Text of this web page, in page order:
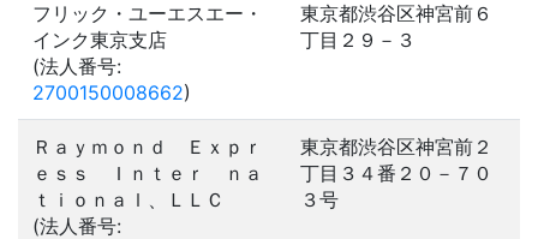
フリック・ユーエスエー・
インク東京支店
(法人番号:
2700150008662)
東京都渋谷区神宮前６
丁目２９－３
Ｒａｙｍｏｎｄ Ｅｘｐｒ
ｅｓｓ Ｉｎｔｅｒ ｎａ
ｔｉｏｎａｌ、ＬＬＣ
(法人番号:
東京都渋谷区神宮前２
丁目３４番２０－７０
３号